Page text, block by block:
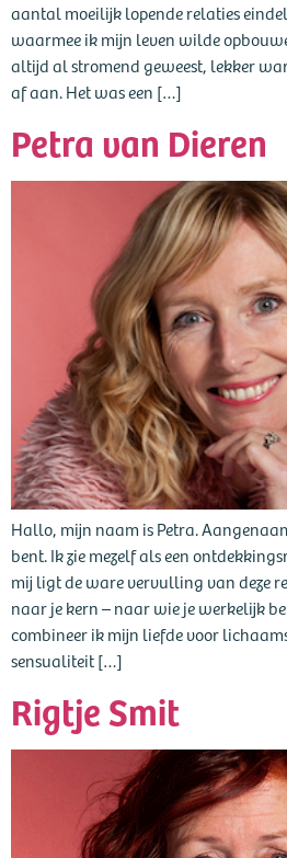
aantal moeilijk lopende relaties
waarmee ik mijn leven wilde
altijd al stromend geweest, lekker
af aan. Het was een […]
Petra van Dieren
Hallo, mijn naam is Petra.
bent. Ik zie mezelf als een
mij ligt de ware vervulling van deze
naar je kern – naar wie je werkelijk
combineer ik mijn liefde voor
sensualiteit […]
Rigtje Smit